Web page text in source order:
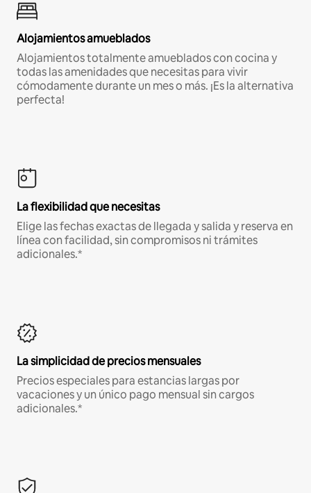
Alojamientos amueblados
Alojamientos totalmente amueblados con cocina y
todas las amenidades que necesitas para vivir
cómodamente durante un mes o más. ¡Es la alternativa
perfecta!
La flexibilidad que necesitas
Elige las fechas exactas de llegada y salida y reserva en
línea con facilidad, sin compromisos ni trámites
adicionales.*
La simplicidad de precios mensuales
Precios especiales para estancias largas por
vacaciones y un único pago mensual sin cargos
adicionales.*